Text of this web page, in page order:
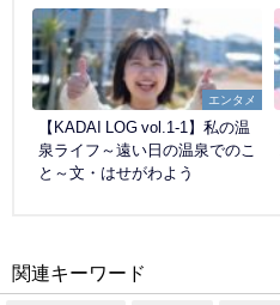
エンタメ
【KADAI LOG vol.1-1】私の温
泉ライフ～遠い日の温泉でのこ
と～文・はせがわよう
関連キーワード